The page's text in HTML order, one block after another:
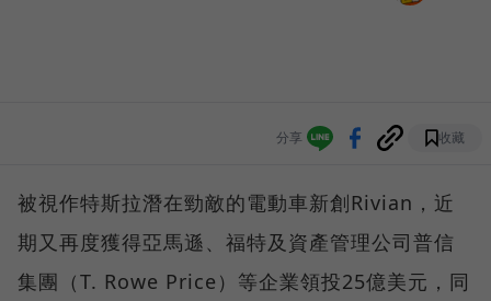
分享 收藏
被視作特斯拉潛在勁敵的電動車新創Rivian，近
期又再度獲得亞馬遜、福特及資產管理公司普信
集團（T. Rowe Price）等企業領投25億美元，同